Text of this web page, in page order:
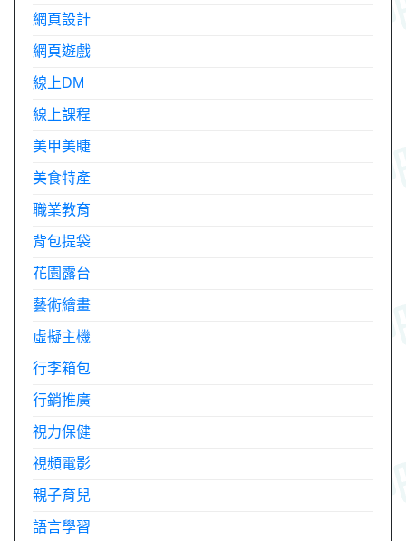
網頁設計
網頁遊戲
線上DM
線上課程
美甲美睫
美食特產
職業教育
背包提袋
花園露台
藝術繪畫
虛擬主機
行李箱包
行銷推廣
視力保健
視頻電影
親子育兒
語言學習